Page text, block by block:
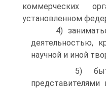
коммерческих
установленном
4)
деятельностью,
научной и иной
5) быть